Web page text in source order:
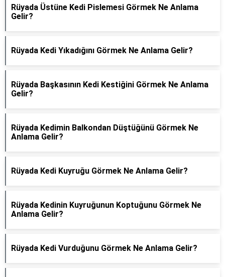
Rüyada Üstüne Kedi Pislemesi Görmek Ne Anlama
Gelir?
Rüyada Kedi Yıkadığını Görmek Ne Anlama Gelir?
Rüyada Başkasının Kedi Kestiğini Görmek Ne Anlama
Gelir?
Rüyada Kedimin Balkondan Düştüğünü Görmek Ne
Anlama Gelir?
Rüyada Kedi Kuyruğu Görmek Ne Anlama Gelir?
Rüyada Kedinin Kuyruğunun Koptuğunu Görmek Ne
Anlama Gelir?
Rüyada Kedi Vurduğunu Görmek Ne Anlama Gelir?